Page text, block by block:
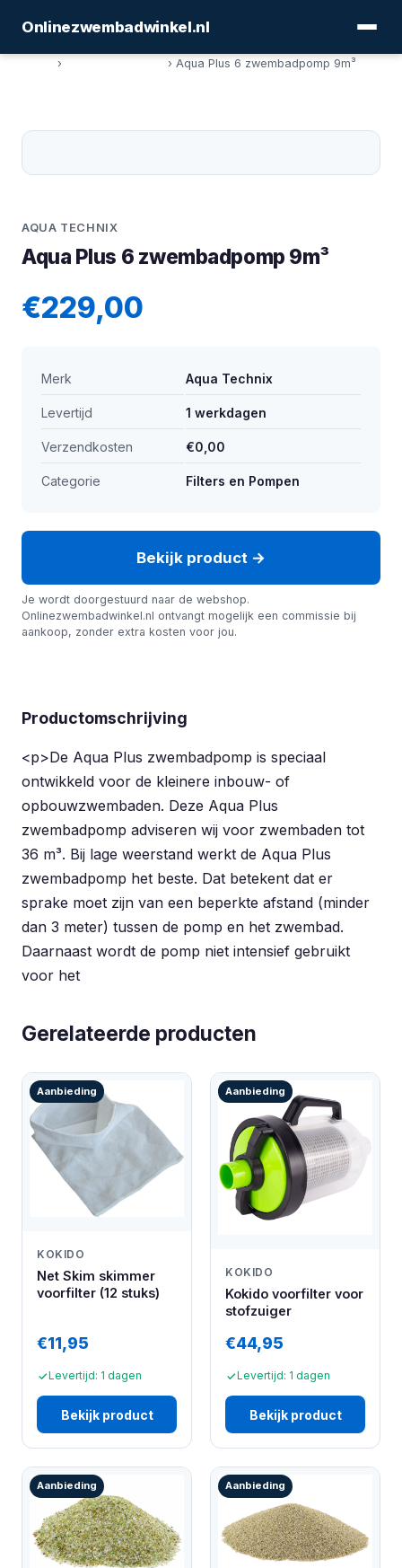
Onlinezwembadwinkel.nl
› › Aqua Plus 6 zwembadpomp 9m³
AQUA TECHNIX
Aqua Plus 6 zwembadpomp 9m³
€229,00
Merk Aqua Technix
Levertijd 1 werkdagen
Verzendkosten €0,00
Categorie Filters en Pompen
Bekijk product →
Je wordt doorgestuurd naar de webshop.
Onlinezwembadwinkel.nl ontvangt mogelijk een commissie bij
aankoop, zonder extra kosten voor jou.
Productomschrijving
<p>De Aqua Plus zwembadpomp is speciaal
ontwikkeld voor de kleinere inbouw- of
opbouwzwembaden. Deze Aqua Plus
zwembadpomp adviseren wij voor zwembaden tot
36 m³. Bij lage weerstand werkt de Aqua Plus
zwembadpomp het beste. Dat betekent dat er
sprake moet zijn van een beperkte afstand (minder
dan 3 meter) tussen de pomp en het zwembad.
Daarnaast wordt de pomp niet intensief gebruikt
voor het
Gerelateerde producten
Aanbieding
KOKIDO
Net Skim skimmer
voorfilter (12 stuks)
€11,95
Levertijd: 1 dagen
Bekijk product
Aanbieding
KOKIDO
Kokido voorfilter voor
stofzuiger
€44,95
Levertijd: 1 dagen
Bekijk product
Aanbieding Aanbieding